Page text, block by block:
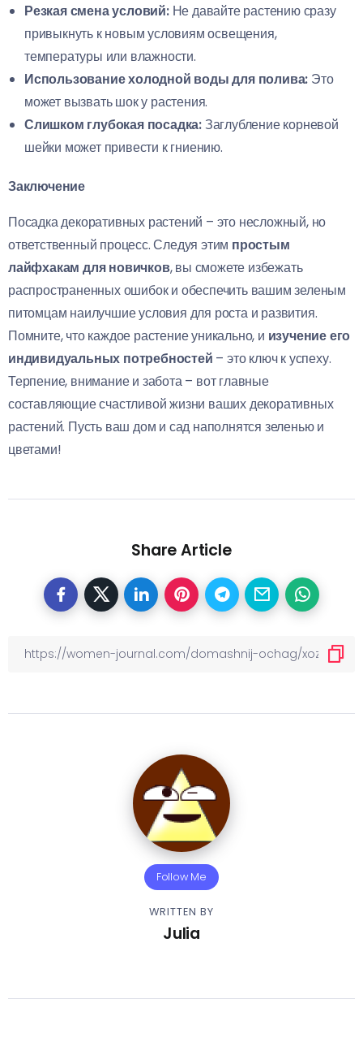
Резкая смена условий:Не давайте растению сразу
привыкнуть к новым условиям освещения,
температуры или влажности.
Использование холодной воды для полива: Это
может вызвать шок у растения.
Слишком глубокая посадка:Заглубление корневой
шейки может привести к гниению.
Заключение
Посадка декоративных растений – это несложный, но
ответственный процесс. Следуя этим простым
лайфхакам для новичков, вы сможете избежать
распространенных ошибок и обеспечить вашим зеленым
питомцам наилучшие условия для роста и развития.
Помните, что каждое растение уникально, и изучение его
индивидуальных потребностей – это ключ к успеху.
Терпение, внимание и забота – вот главные
составляющие счастливой жизни ваших декоративных
растений. Пусть ваш дом и сад наполнятся зеленью и
цветами!
Share Article
Follow Me
WRITTEN BY
Julia